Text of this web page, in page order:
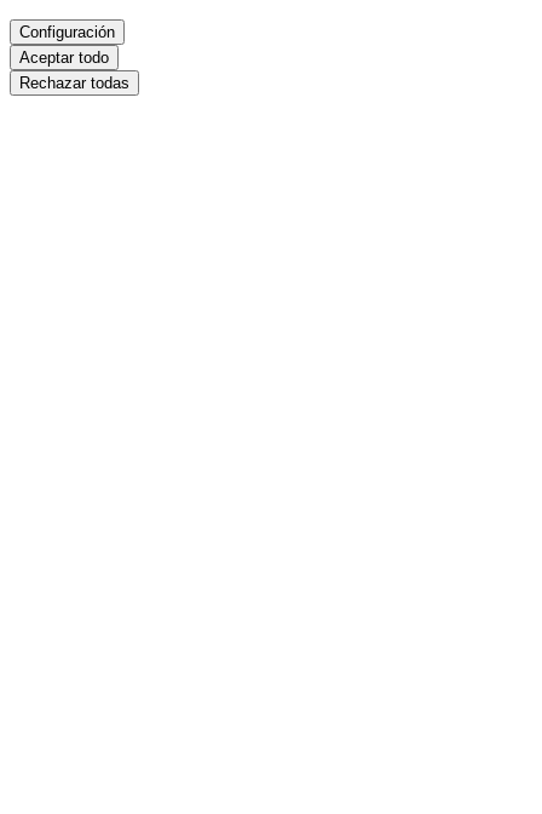
Configuración
Aceptar todo
Rechazar todas